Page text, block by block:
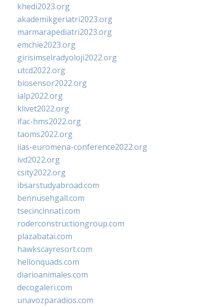
khedi2023.org
akademikgeriatri2023.org
marmarapediatri2023.org
emchie2023.org
girisimselradyoloji2022.org
utcd2022.org
biosensor2022.org
ialp2022.org
klivet2022.org
ifac-hms2022.org
taoms2022.org
iias-euromena-conference2022.org
ivd2022.org
csity2022.org
ibsarstudyabroad.com
bennusehgall.com
tsecincinnati.com
roderconstructiongroup.com
plazabatai.com
hawkscayresort.com
hellonquads.com
diarioanimales.com
decogaleri.com
unavozparadios.com